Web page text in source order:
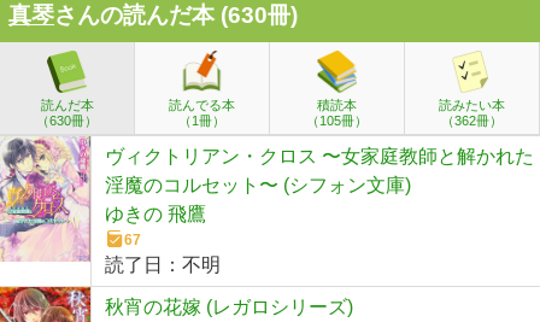
真琴さんの読んだ本 (630冊)
読んだ本
（630冊）
読んでる本
（1冊）
積読本
（105冊）
読みたい本
（362冊）
ヴィクトリアン・クロス 〜女家庭教師と解かれた
淫魔のコルセット〜 (シフォン文庫)
ゆきの 飛鷹
67
読了日： 不明
秋宵の花嫁 (レガロシリーズ)